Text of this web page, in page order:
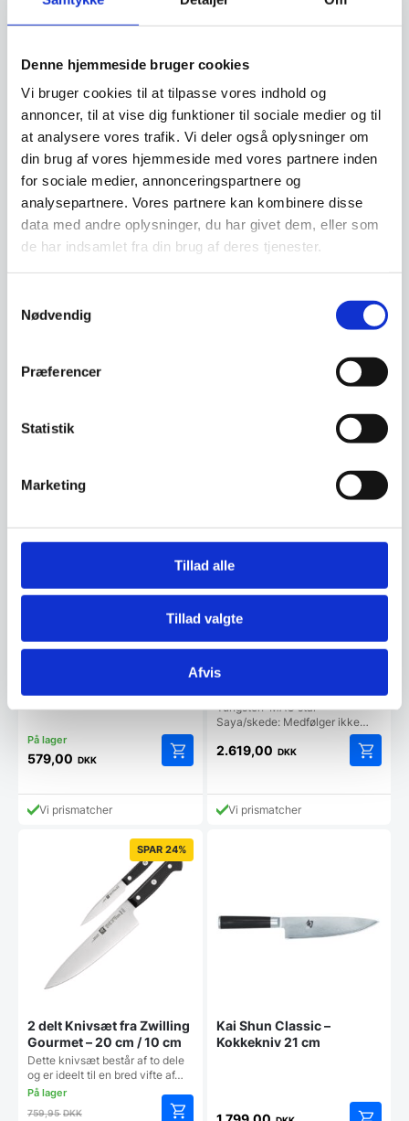
Denne hjemmeside bruger cookies
Vi bruger cookies til at tilpasse vores indhold og
annoncer, til at vise dig funktioner til sociale medier og til
at analysere vores trafik. Vi deler også oplysninger om
din brug af vores hjemmeside med vores partnere inden
for sociale medier, annonceringspartnere og
analysepartnere. Vores partnere kan kombinere disse
data med andre oplysninger, du har givet dem, eller som
de har indsamlet fra din brug af deres tjenester.
Nødvendig
Præferencer
Statistik
Marketing
Tillad alle
Tillad valgte
Afvis
fokus på brugervenlighed og pålidelighed,
både travle restauranter og hjemmekøkkener,
hvor præcision og sikkerhed prioriteres.
Om koncernen & god kvalitet
Relaterede varer
579,00 DKK
Vi prismatcher
24 cm
Stil: Kokkekniv Stål-type:
Tungsten-MAC stål
Saya/skede: Medfølger ikke…
2.619,00 DKK
Vi prismatcher
SPAR 24%
2 delt Knivsæt fra Zwilling
Gourmet – 20 cm / 10 cm
Dette knivsæt består af to dele
og er ideelt til en bred vifte af…
759,95DKKDen
Kai Shun Classic –
Kokkekniv 21 cm